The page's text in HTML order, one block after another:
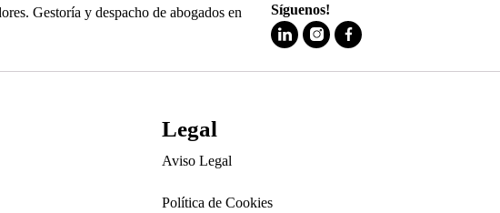
Gestoría y despacho de abogados en
Síguenos!
Legal
Aviso Legal
Política de Cookies